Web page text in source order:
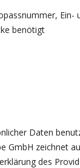
benötigt
Daten
GmbH zeichnet
des